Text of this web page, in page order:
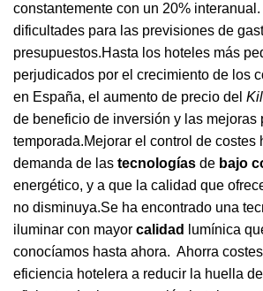
constantemente con un 20%
dificultades para las previsiones de
presupuestos.Hasta los hoteles más
perjudicados por el crecimiento de los
en España, el aumento de precio del
de beneficio de inversión y las mejoras
temporada.Mejorar el control de costes
demanda de las tecnologías de bajo
energético, y a que la calidad que
no disminuya.Se ha encontrado una
iluminar con mayor calidad
lumínica
conocíamos hasta ahora. Ahorra
eficiencia hotelera a reducir la huella de